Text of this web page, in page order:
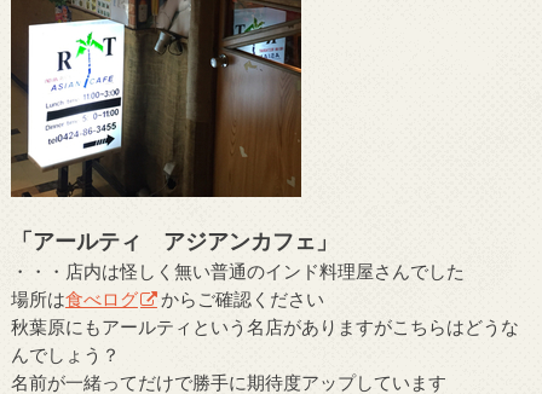
「アールティ アジアンカフェ」
・・・店内は怪しく無い普通のインド料理屋さんでした
場所は食べログ
からご確認ください
秋葉原にもアールティという名店がありますがこちらはどうな
んでしょう？
名前が一緒ってだけで勝手に期待度アップしています